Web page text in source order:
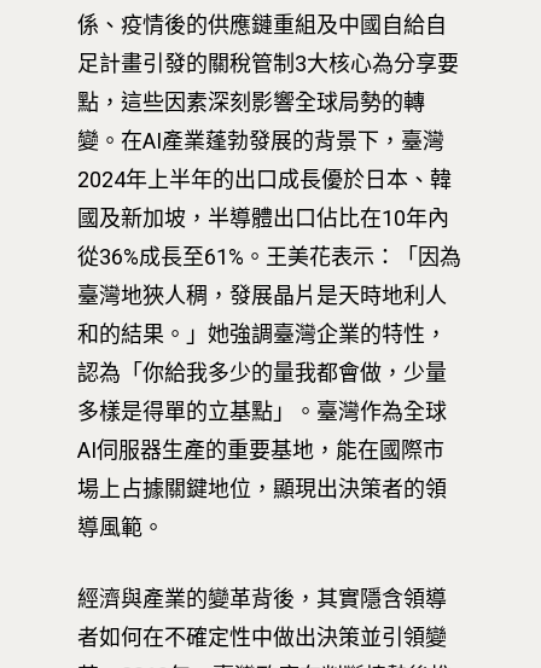
係、疫情後的供應鏈重組及中國自給自
足計畫引發的關稅管制3大核心為分享要
點，這些因素深刻影響全球局勢的轉
變。在AI產業蓬勃發展的背景下，臺灣
2024年上半年的出口成長優於日本、韓
國及新加坡，半導體出口佔比在10年內
從36%成長至61%。王美花表示：「因為
臺灣地狹人稠，發展晶片是天時地利人
和的結果。」她強調臺灣企業的特性，
認為「你給我多少的量我都會做，少量
多樣是得單的立基點」。臺灣作為全球
AI伺服器生產的重要基地，能在國際市
場上占據關鍵地位，顯現出決策者的領
導風範。
經濟與產業的變革背後，其實隱含領導
者如何在不確定性中做出決策並引領變